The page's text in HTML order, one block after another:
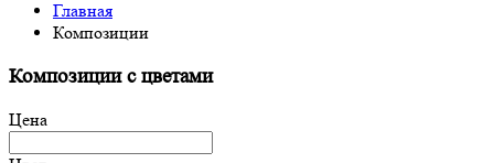
Главная
Композиции
Композиции с цветами
Цена